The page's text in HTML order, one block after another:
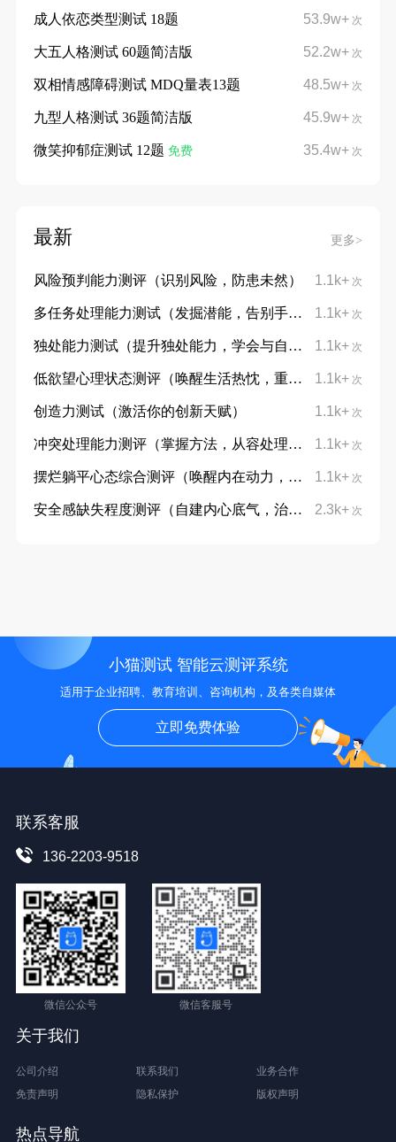
53.9w+ 次
成人依恋类型测试 18题
52.2w+ 次
大五人格测试 60题简洁版
48.5w+ 次
双相情感障碍测试 MDQ量表13题
45.9w+ 次
九型人格测试 36题简洁版
35.4w+ 次
微笑抑郁症测试 12题 免费
最新 更多>
1.1k+ 次
风险预判能力测评（识别风险，防患未然）
1.1k+ 次
多任务处理能力测试（发掘潜能，告别手忙脚乱）
1.1k+ 次
独处能力测试（提升独处能力，学会与自己对话）
1.1k+ 次
低欲望心理状态测评（唤醒生活热忱，重拾向上力量）
1.1k+ 次
创造力测试（激活你的创新天赋）
1.1k+ 次
冲突处理能力测评（掌握方法，从容处理分歧）
1.1k+ 次
摆烂躺平心态综合测评（唤醒内在动力，摆脱躺平摆烂心态）
2.3k+ 次
安全感缺失程度测评（自建内心底气，治愈不安与敏感）
小猫测试 智能云测评系统
适用于企业招聘、教育培训、咨询机构，及各类自媒体
立即免费体验
联系客服
136-2203-9518
微信公众号 微信客服号
关于我们
公司介绍 联系我们
业务合作
免责声明
隐私保护 版权声明
热点导航